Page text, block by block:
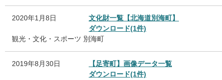
2020年1月8日
文化財一覧【北海道別海町】
ダウンロード(1件)
観光・文化・スポーツ 別海町
2019年8月30日
【足寄町】画像データ一覧
ダウンロード(1件)